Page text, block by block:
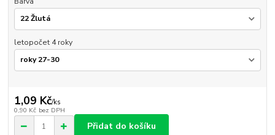
letopočet 4 roky
1,09 Kč/ks
0,90 Kč bez DPH
Přidat do košíku